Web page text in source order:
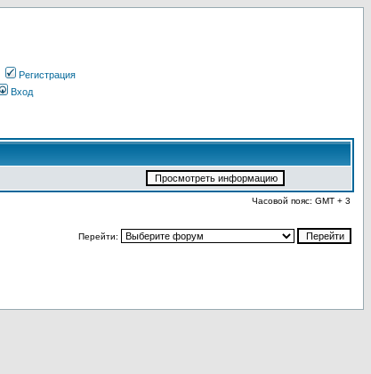
Регистрация
Вход
Часовой пояс: GMT + 3
Перейти: